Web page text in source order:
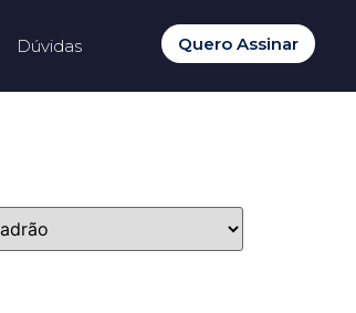
Dúvidas Quero Assinar